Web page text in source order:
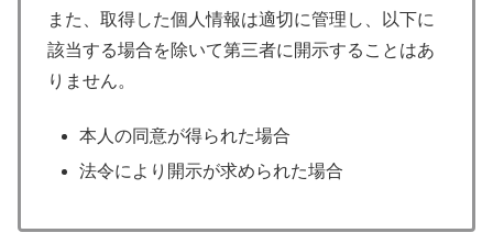
また、取得した個人情報は適切に管理し、以下に
該当する場合を除いて第三者に開示することはあ
りません。
本人の同意が得られた場合
法令により開示が求められた場合